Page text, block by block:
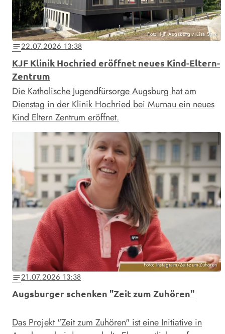
Foto: KJF Augsburg / Lisa Stark
notes22.07.2026 13:38
KJF Klinik Hochried eröffnet neues Kind-Eltern-
Zentrum
Die Katholische Jugendfürsorge Augsburg hat am
Dienstag in der Klinik Hochried bei Murnau ein neues
Kind Eltern Zentrum eröffnet.
Foto: Instagram/Zeit-zum-Zuhören
notes21.07.2026 13:38
Augsburger schenken "Zeit zum Zuhören"
Das Projekt "Zeit zum Zuhören" ist eine Initiative in